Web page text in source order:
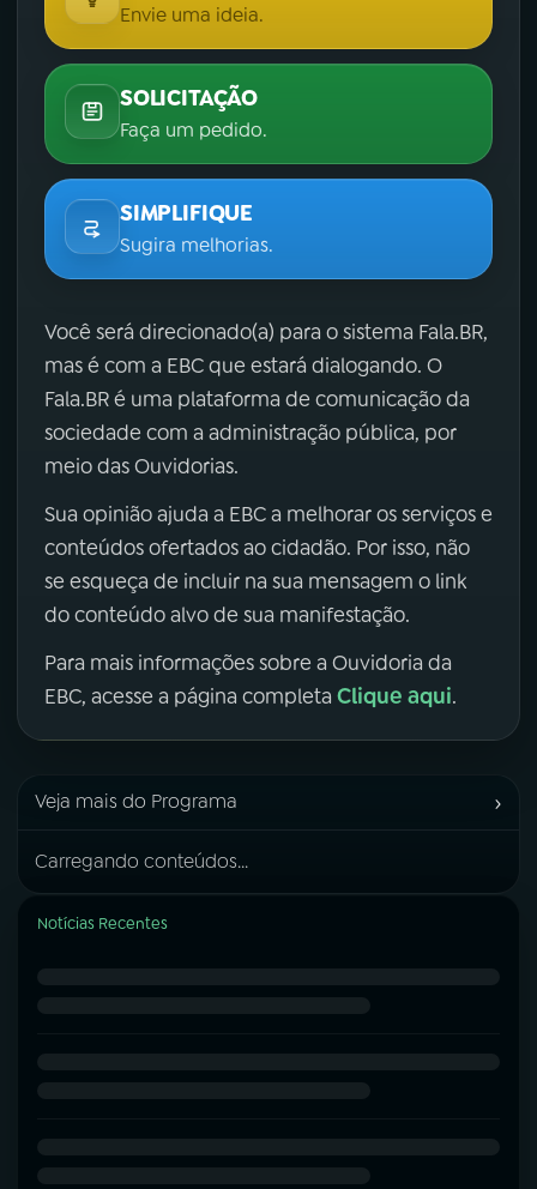
Envie uma ideia.
SOLICITAÇÃO
Faça um pedido.
SIMPLIFIQUE
Sugira melhorias.
Você será direcionado(a) para o sistema Fala.BR,
mas é com a EBC que estará dialogando. O
Fala.BR é uma plataforma de comunicação da
sociedade com a administração pública, por
meio das Ouvidorias.
Sua opinião ajuda a EBC a melhorar os serviços e
conteúdos ofertados ao cidadão. Por isso, não
se esqueça de incluir na sua mensagem o link
do conteúdo alvo de sua manifestação.
Para mais informações sobre a Ouvidoria da
EBC, acesse a página completa Clique aqui.
Veja mais do Programa ›
Carregando conteúdos...
Notícias Recentes